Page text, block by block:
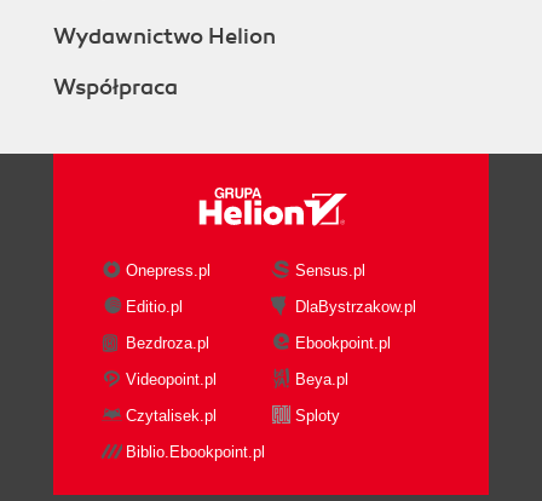
Wydawnictwo Helion
Współpraca
Onepress.pl
Sensus.pl
Editio.pl
DlaBystrzakow.pl
Bezdroza.pl
Ebookpoint.pl
Videopoint.pl
Beya.pl
Czytalisek.pl
Sploty
Biblio.Ebookpoint.pl